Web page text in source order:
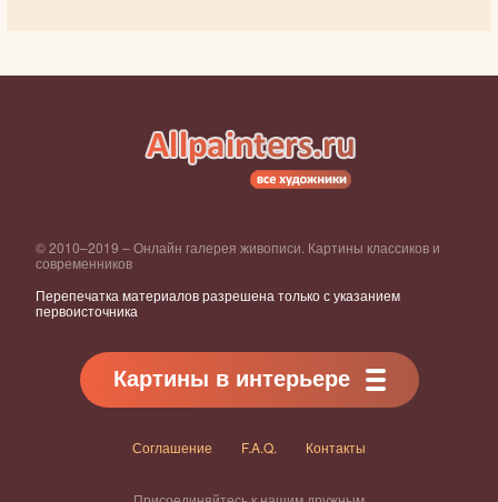
© 2010–2019 – Онлайн галерея живописи. Картины классиков и
современников
Перепечатка материалов разрешена только с указанием
первоисточника
Картины в интерьере
Соглашение F.A.Q. Контакты